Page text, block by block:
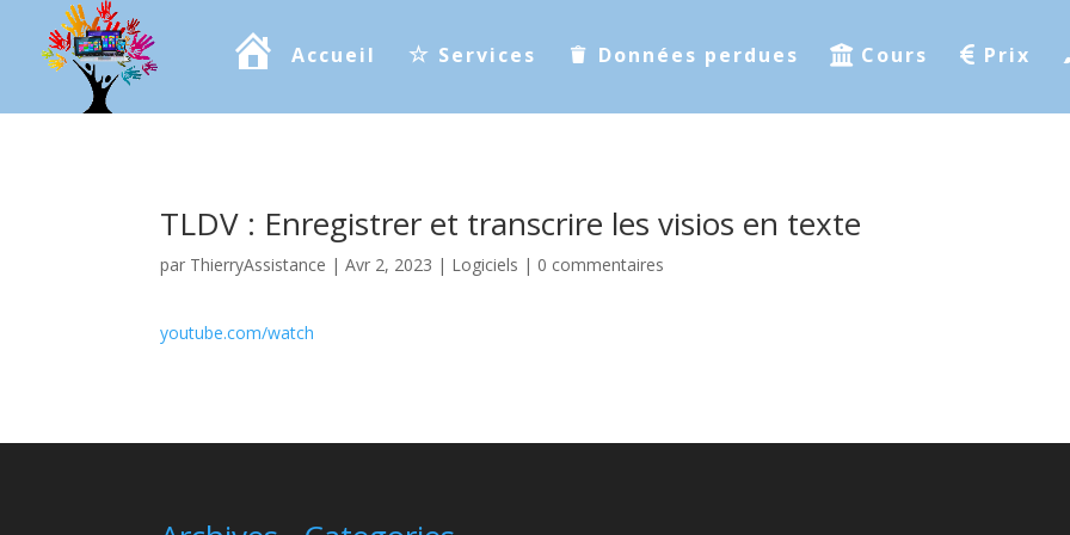
Accueil Services Données perdues Cours Prix
TLDV : Enregistrer et transcrire les visios en texte
par ThierryAssistance |Avr 2, 2023 | Logiciels | 0 commentaires
youtube.com/watch